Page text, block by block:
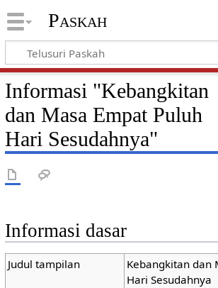
Paskah
Informasi "Kebangkitan
dan Masa Empat Puluh
Hari Sesudahnya"
Informasi dasar
Judul tampilan
Kebangkitan dan
Hari Sesudahnya